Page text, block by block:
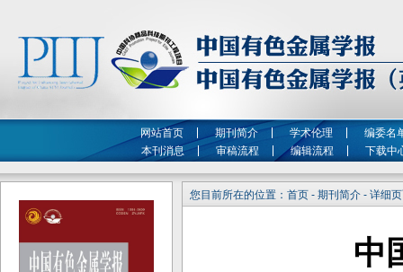
网站首页 期刊简介 学术伦理
编委名
本刊消息
审稿流程 编辑流程 下载中
您目前所在的位置：首页 - 期刊简介 - 详细
中